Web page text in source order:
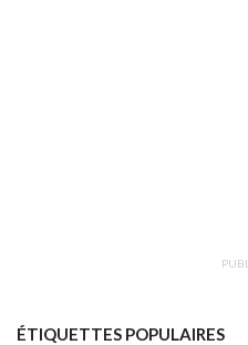
ÉTIQUETTES POPULAIRES